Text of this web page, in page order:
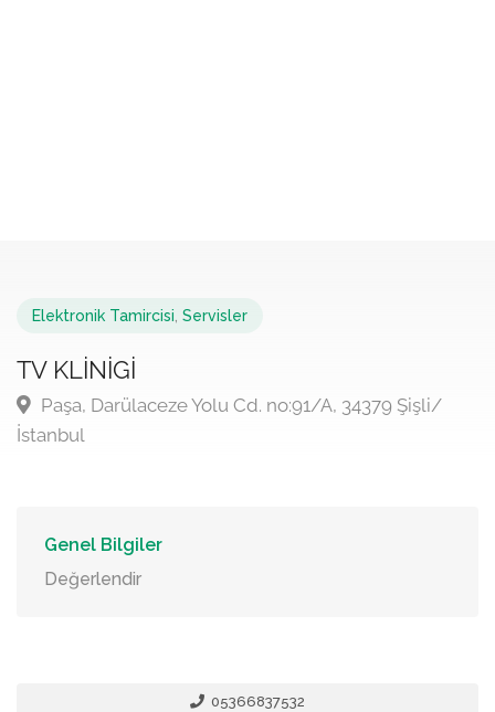
Elektronik Tamircisi Servisler
TV KLİNİGİ
Paşa, Darülaceze Yolu Cd. no:91/A, 34379 Şişli/
İstanbul
Genel Bilgiler
Değerlendir
05366837532